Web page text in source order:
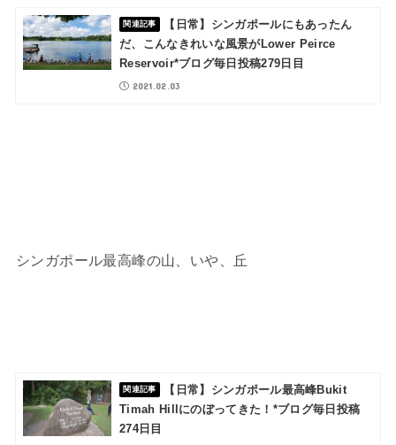
【日常】シンガポールにもあったん
だ、こんなきれいな風景がLower Peirce
Reservoir*ブログ毎日投稿279日目
2021.02.03
シンガポール最高峰の山、いや、丘
【日常】シンガポール最高峰Bukit
Timah Hillにのぼってきた！*ブログ毎日投稿
274日目